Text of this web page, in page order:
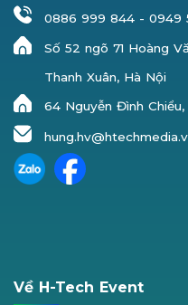
0886 999 844- 0949
Số 52 ngõ 71 Hoàng
Thanh Xuân, Hà Nội
64 Nguyễn Đình
Về H-Tech Event